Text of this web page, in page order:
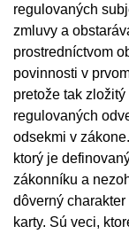
regulovaných
zmluvy a
prostredníctvom
povinnosti v
pretože tak
regulovaných
odsekmi v
ktorý je
zákonníku a
dôverný
karty. Sú veci,